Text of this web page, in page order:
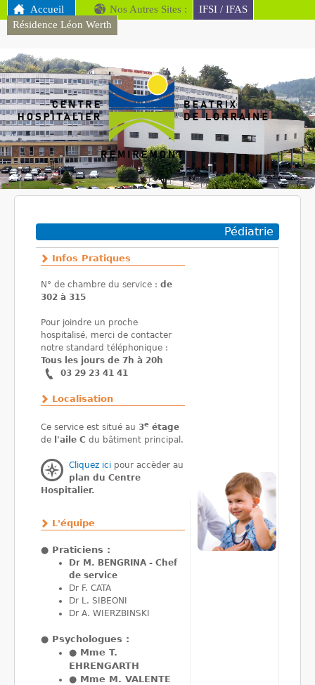
Aller au contenu
MENU PRINCIPAL
Accueil Nos Autres Sites :
IFSI / IFAS
Résidence Léon Werth
CH
Remiremont
Vous êtes ici
Pédiatrie
Infos Pratiques
N° de chambre du service : de
302 à 315
Pour joindre un proche
hospitalisé, merci de contacter
notre standard téléphonique :
Tous les jours de 7h à 20h
03 29 23 41 41
Localisation
Ce service est situé au 3e étage
de
l'aile C du bâtiment principal.
Cliquez ici pour accèder au
plan du Centre
Hospitalier.
L'équipe
● Praticiens :
Dr M. BENGRINA - Chef
de service
Dr F. CATA
Dr L. SIBEONI
Dr A. WIERZBINSKI
● Psychologues :
● Mme T.
EHRENGARTH
● Mme M. VALENTE